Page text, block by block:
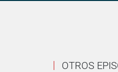
OTROS